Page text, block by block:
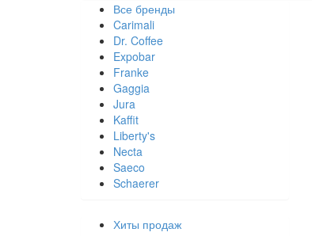
Все бренды
Carimali
Dr. Coffee
Expobar
Franke
Gaggia
Jura
Kaffit
Liberty's
Necta
Saeco
Schaerer
Хиты продаж